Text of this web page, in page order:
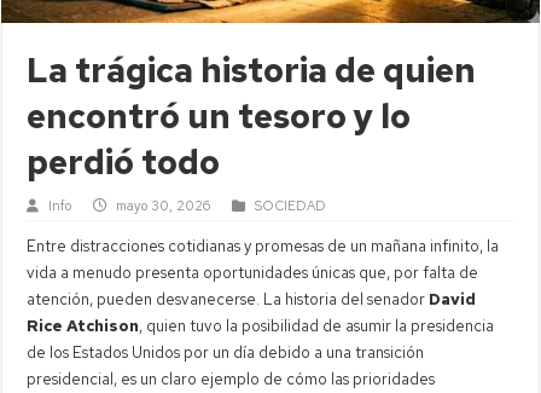
La trágica historia de quien
encontró un tesoro y lo
perdió todo
Info mayo 30, 2026 SOCIEDAD
Entre distracciones cotidianas y promesas de un mañana infinito, la
vida a menudo presenta oportunidades únicas que, por falta de
atención, pueden desvanecerse. La historia del senador David
Rice Atchison, quien tuvo la posibilidad de asumir la presidencia
de los Estados Unidos por un día debido a una transición
presidencial, es un claro ejemplo de cómo las prioridades